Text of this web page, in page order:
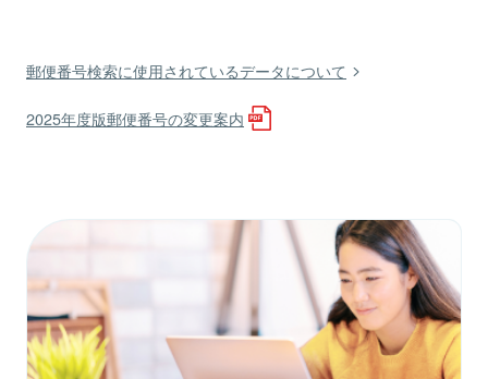
郵便番号検索に使用されているデータについて
2025年度版郵便番号の変更案内